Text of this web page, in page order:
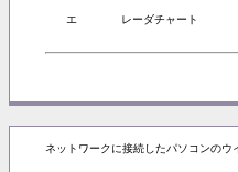
エ レーダチャート
ネットワークに接続したパソコンの